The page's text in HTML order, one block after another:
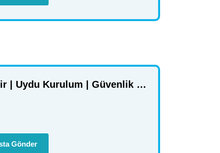
Serka Elektrik | Elektrik Tamir | Uydu Kurulum | Güvenlik Kamerası Kurulum
Gönder